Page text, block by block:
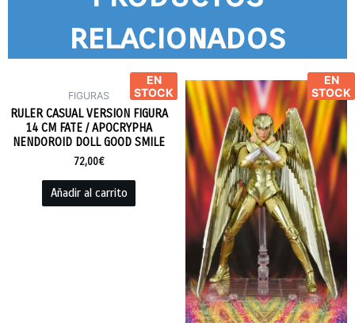
relacionados
EN
STOCK
FIGURAS
RULER CASUAL VERSION FIGURA
14 CM FATE / APOCRYPHA
NENDOROID DOLL GOOD SMILE
72,00€
Añadir al carrito
EN
STOCK